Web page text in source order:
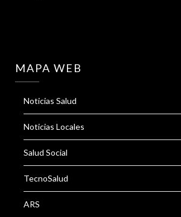
MAPA WEB
Noticias Salud
Noticias Locales
Salud Social
TecnoSalud
ARS